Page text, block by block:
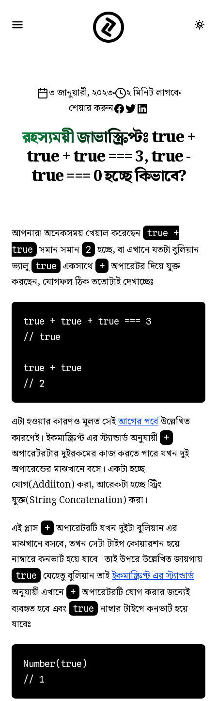
৩ জানুয়ারী, ২০২৩
২ মিনিট লাগবে
শেয়ার করুন
রহস্যময়ী জাভাস্ক্রিপ্টঃ true +
true + true === 3, true -
true === 0 হচ্ছে কিভাবে?
আপনারা অনেকসময় খেয়াল করেছেন
true +
true সমান সমান 2 হচ্ছে, বা এখানে যতটা বুলিয়ান
ভ্যালু true একসাথে + অপারেটর দিয়ে যুক্ত
করছেন, যোগফল ঠিক ততোটাই দেখাচ্ছেঃ
true + true + true === 3
// true
true + true
এটা হওয়ার কারণও মূলত সেইআগের পর্বেউল্লেখিত
কারণেই। ইকমাস্ক্রিপ্ট এর স্ট্যান্ডার্ড অনুযায়ী
+
অপারেটরটার দুইরকমের কাজ করতে পারে যখন দুই
অপারেন্ডের মাঝখানে বসে। একটা হচ্ছে
যোগ(Addiiton) করা, আরেকটা হচ্ছে স্ট্রিং
যুক্ত(String Concatenation) করা।
এই প্লাস
+ অপারেটরটি যখন দুইটা বুলিয়ান এর
মাঝখানে বসবে, তখন সেটা টাইপ কোয়ারশন হয়ে
নাম্বারে কনভার্ট হয়ে যাবে। তাই উপরে উল্লেখিত জায়গায়
true যেহেতু বুলিয়ান তাইইকমাস্ক্রিপ্ট এর স্ট্যান্ডার্ড
অনুযায়ী এখানে
+ অপারেটরটি যোগ করার জন্যেই
ব্যবহৃত হবে এবং
true
নাম্বার টাইপে কনভার্ট হয়ে
যাবেঃ
Number(true)